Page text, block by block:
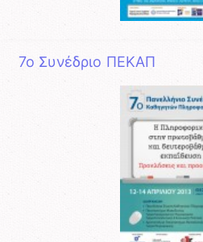
7ο Συνέδριο ΠΕΚΑΠ